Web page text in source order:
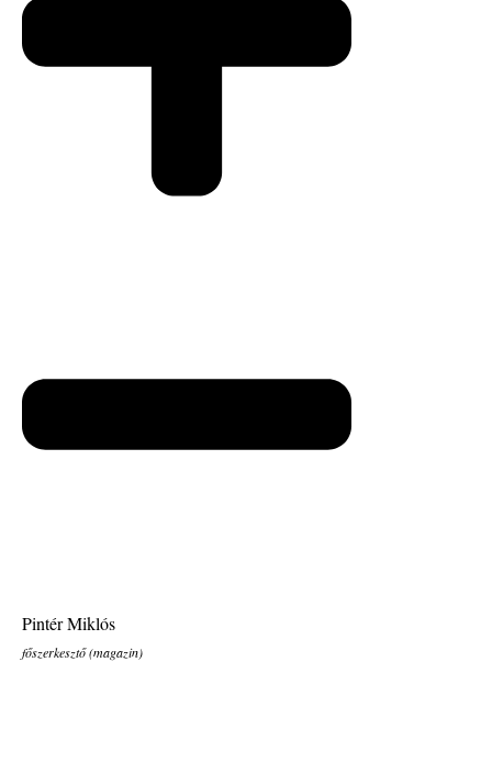
Pintér Miklós
főszerkesztő (magazin)